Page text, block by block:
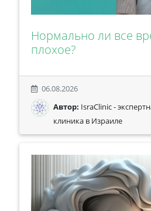
Нормально ли все
плохое?
06.08.2026
Автор: IsraClinic -
клиника в Израиле